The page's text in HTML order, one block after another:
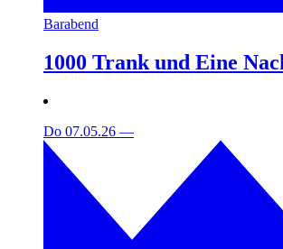
Barabend
1000 Trank und Eine
Do 07.05.26 —